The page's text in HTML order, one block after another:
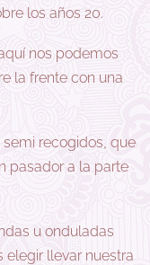
los años 20.
nos podemos
la frente con una
recogidos, que
pasador a la parte
u onduladas
llevar nuestra